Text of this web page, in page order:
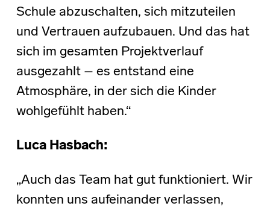
Schule abzuschalten, sich mitzuteilen
und Vertrauen aufzubauen. Und das hat
sich im gesamten Projektverlauf
ausgezahlt – es entstand eine
Atmosphäre, in der sich die Kinder
wohlgefühlt haben.“
Luca Hasbach:
„Auch das Team hat gut funktioniert. Wir
konnten uns aufeinander verlassen,